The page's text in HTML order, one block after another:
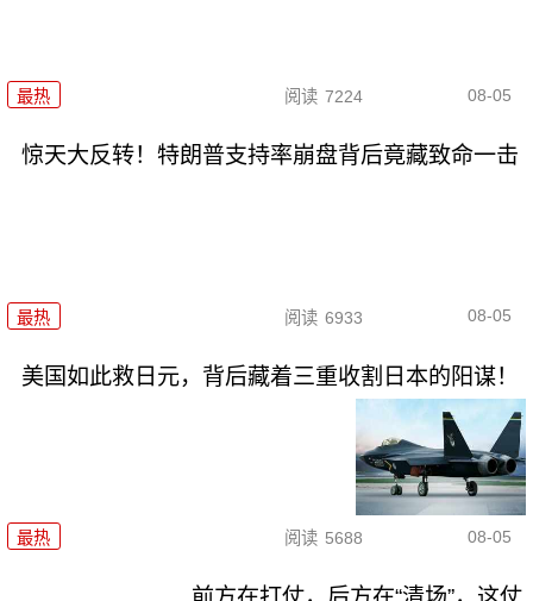
最热 阅读 7224 08-05
惊天大反转！特朗普支持率崩盘背后竟藏致命一击
最热 阅读 6933 08-05
美国如此救日元，背后藏着三重收割日本的阳谋！
最热 阅读 5688 08-05